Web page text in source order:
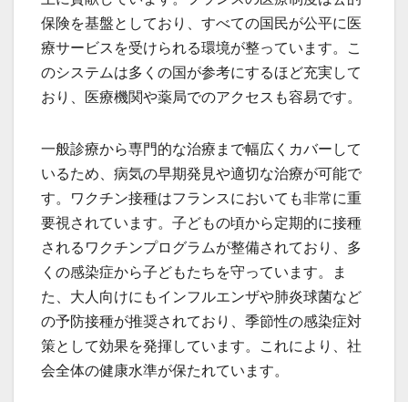
保険を基盤としており、すべての国民が公平に医
療サービスを受けられる環境が整っています。こ
のシステムは多くの国が参考にするほど充実して
おり、医療機関や薬局でのアクセスも容易です。
一般診療から専門的な治療まで幅広くカバーして
いるため、病気の早期発見や適切な治療が可能で
す。ワクチン接種はフランスにおいても非常に重
要視されています。子どもの頃から定期的に接種
されるワクチンプログラムが整備されており、多
くの感染症から子どもたちを守っています。ま
た、大人向けにもインフルエンザや肺炎球菌など
の予防接種が推奨されており、季節性の感染症対
策として効果を発揮しています。これにより、社
会全体の健康水準が保たれています。